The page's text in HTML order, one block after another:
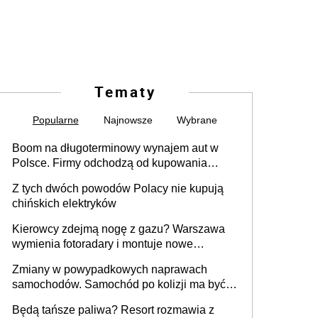
Tematy
Popularne Najnowsze Wybrane
Boom na długoterminowy wynajem aut w
Polsce. Firmy odchodzą od kupowania
Z tych dwóch powodów Polacy nie kupują
chińskich elektryków
Kierowcy zdejmą nogę z gazu? Warszawa
wymienia fotoradary i montuje nowe
Zmiany w powypadkowych naprawach
samochodów. Samochód po kolizji ma być
technologią producenta
Będą tańsze paliwa? Resort rozmawia z